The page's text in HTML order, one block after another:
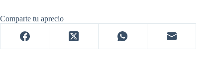
Comparte tu aprecio